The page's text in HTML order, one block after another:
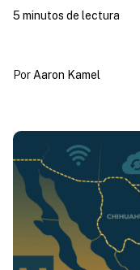
Por Aaron Kamel
5 minutos de lectura